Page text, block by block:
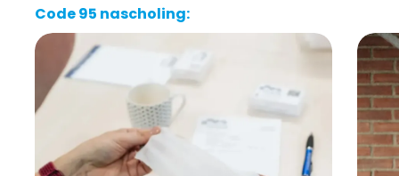
Code 95 nascholing: